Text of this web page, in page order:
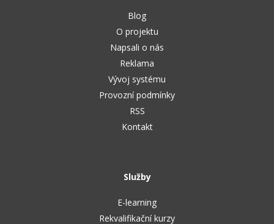
Blog
O projektu
Napsali o nás
Reklama
Vývoj systému
Provozní podmínky
RSS
Kontakt
Služby
E-learning
Rekvalifikační kurzy